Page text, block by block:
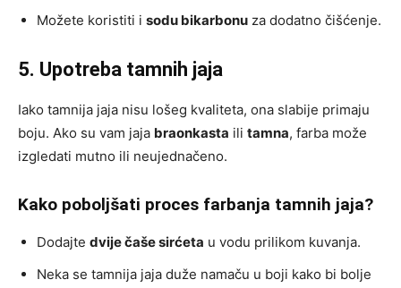
Možete koristiti i sodu bikarbonu za dodatno čišćenje.
5. Upotreba tamnih jaja
Iako tamnija jaja nisu lošeg kvaliteta, ona slabije primaju
boju. Ako su vam jaja braonkasta ili tamna, farba može
izgledati mutno ili neujednačeno.
Kako poboljšati proces farbanja tamnih jaja?
Dodajte dvije čaše sirćeta u vodu prilikom kuvanja.
Neka se tamnija jaja duže namaču u boji kako bi bolje